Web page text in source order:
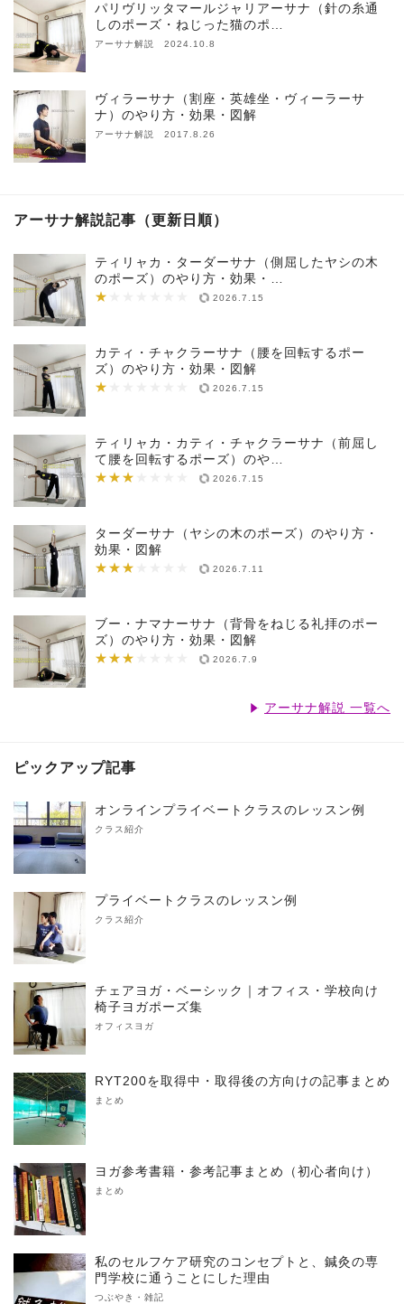
パリヴリッタマールジャリアーサナ（針の糸通
しのポーズ・ねじった猫のポ…
アーサナ解説 2024.10.8
ヴィラーサナ（割座・英雄坐・ヴィーラーサ
ナ）のやり方・効果・図解
アーサナ解説 2017.8.26
アーサナ解説記事（更新日順）
ティリャカ・ターダーサナ（側屈したヤシの木
のポーズ）のやり方・効果・…
★
★★★★★★★ 2026.7.15
カティ・チャクラーサナ（腰を回転するポー
ズ）のやり方・効果・図解
★
★★★★★★★ 2026.7.15
ティリャカ・カティ・チャクラーサナ（前屈し
て腰を回転するポーズ）のや…
★★★
★★★★★★★ 2026.7.15
ターダーサナ（ヤシの木のポーズ）のやり方・
効果・図解
★★★
★★★★★★★ 2026.7.11
ブー・ナマナーサナ（背骨をねじる礼拝のポー
ズ）のやり方・効果・図解
★★★
★★★★★★★ 2026.7.9
アーサナ解説 一覧へ
ピックアップ記事
オンラインプライベートクラスのレッスン例
クラス紹介
プライベートクラスのレッスン例
クラス紹介
チェアヨガ・ベーシック｜オフィス・学校向け
椅子ヨガポーズ集
オフィスヨガ
RYT200を取得中・取得後の方向けの記事まとめ
まとめ
ヨガ参考書籍・参考記事まとめ（初心者向け）
まとめ
私のセルフケア研究のコンセプトと、鍼灸の専
門学校に通うことにした理由
つぶやき・雑記